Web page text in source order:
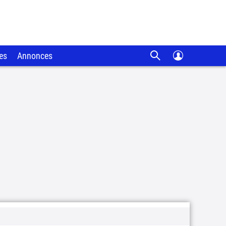
Annonces